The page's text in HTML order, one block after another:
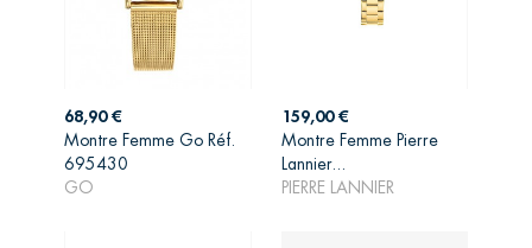
Prix
68,90 €
Montre Femme Go Réf.
695430
GO
AJOUTER AU
Prix
159,00 €
Montre Femme Pierre
Lannier...
PIERRE LANNIER
AJOUTER AU